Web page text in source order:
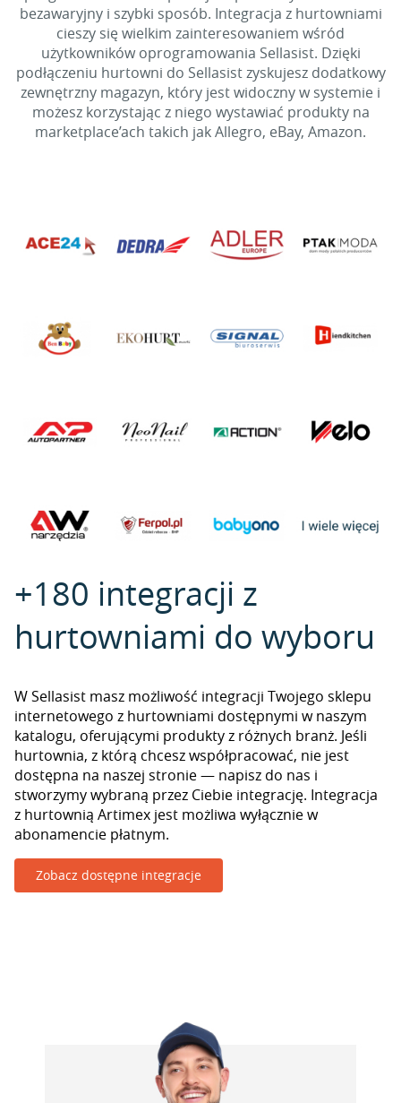
bezawaryjny i szybki sposób. Integracja z hurtowniami
cieszy się wielkim zainteresowaniem wśród
użytkowników oprogramowania Sellasist. Dzięki
podłączeniu hurtowni do Sellasist zyskujesz dodatkowy
zewnętrzny magazyn, który jest widoczny w systemie i
możesz korzystając z niego wystawiać produkty na
marketplace’ach takich jak Allegro, eBay, Amazon.
+180 integracji z
hurtowniami do wyboru
W Sellasist masz możliwość integracji Twojego sklepu
internetowego z hurtowniami dostępnymi w naszym
katalogu, oferującymi produkty z różnych branż. Jeśli
hurtownia, z którą chcesz współpracować, nie jest
dostępna na naszej stronie — napisz do nas i
stworzymy wybraną przez Ciebie integrację. Integracja
z hurtownią Artimex jest możliwa wyłącznie w
abonamencie płatnym.
Zobacz dostępne integracje